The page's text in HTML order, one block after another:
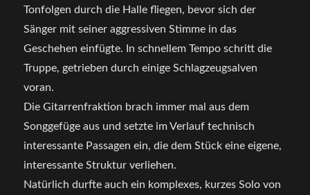
Tonfolgen durch die Halle fliegen, bevor sich der
Sänger mit seiner aggressiven Stimme in das
Geschehen einfügte. In schnellem Tempo schritt die
Truppe, getrieben durch einige Schlagzeugsalven
voran.
Die Gitarrenfraktion brach immer mal aus dem
Songgefüge aus und setzte im Verlauf technisch
interessante Passagen ein, die dem Stück eine eigene,
interessante Struktur verliehen.
Natürlich durfte auch ein komplexes, kurzes Solo von